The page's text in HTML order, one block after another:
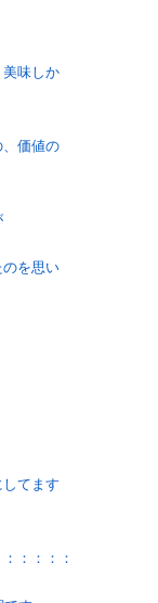
味しか
価値の
のを思い
てます
：：：：